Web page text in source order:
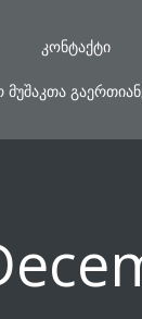
ᲙᲝᲜᲢᲐᲥᲢᲘ